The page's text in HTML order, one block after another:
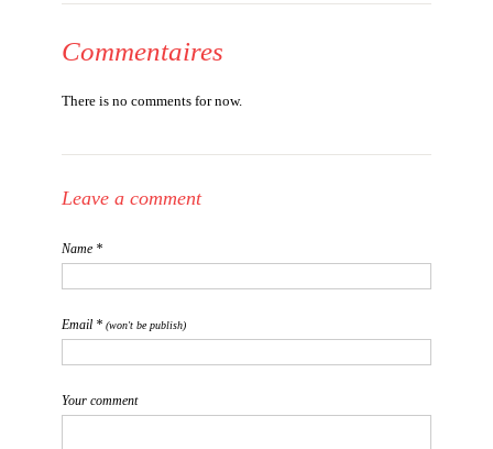
Commentaires
There is no comments for now.
Leave a comment
Name *
Email * (won't be publish)
Your comment